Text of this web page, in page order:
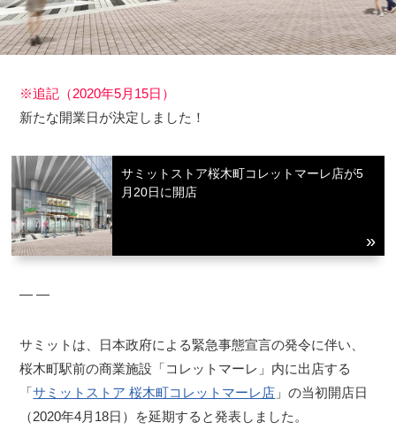
※追記（2020年5月15日）
新たな開業日が決定しました！
サミットストア桜木町コレットマーレ店が5
月20日に開店
― ―
サミットは、日本政府による緊急事態宣言の発令に伴い、
桜木町駅前の商業施設「コレットマーレ」内に出店する
「サミットストア 桜木町コレットマーレ店 」の当初開店日
（2020年4月18日）を延期すると発表しました。